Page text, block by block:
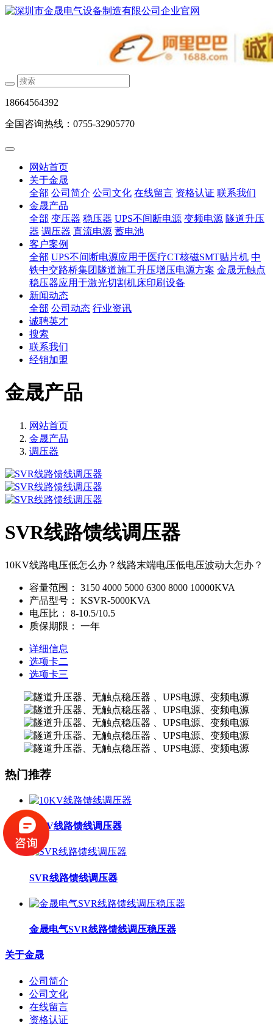
18664564392
全国咨询热线：0755-32905770
网站首页
关于金晟
全部 公司简介 公司文化 在线留言 资格认证 联系我们
金晟产品
全部 变压器 稳压器 UPS不间断电源 变频电源 隧道升压
器 调压器 直流电源 蓄电池
客户案例
全部 UPS不间断电源应用于医疗CT核磁SMT贴片机 中
铁中交路桥集团隧道施工升压增压电源方案 金晟无触点
稳压器应用于激光切割机床印刷设备
新闻动态
全部 公司动态 行业资讯
诚聘英才
搜索
联系我们
经销加盟
金晟产品
网站首页
金晟产品
调压器
SVR线路馈线调压器
10KV线路电压低怎么办？线路末端电压低电压波动大怎办？
容量范围：
3150 4000 5000 6300 8000 10000KVA
产品型号：
KSVR-5000KVA
电压比：
8-10.5/10.5
质保期限：
一年
详细信息
选项卡二
选项卡三
热门推荐
10KV线路馈线调压器
SVR线路馈线调压器
金晟电气SVR线路馈线调压稳压器
关于金晟
公司简介
公司文化
在线留言
资格认证